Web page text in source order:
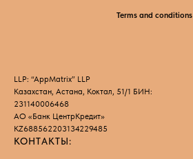
Terms and conditions
LLP: “AppMatrix” LLP
Казахстан, Астана, Коктал, 51/1 БИН:
231140006468
АО «Банк ЦентрКредит»
KZ688562203134229485
КОНТАКТЫ: